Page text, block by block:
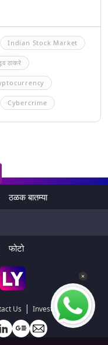
Indian Stock Market
ठाकरे
Cybercrime
ठळक बातम्या
फोटो
Us | Investors